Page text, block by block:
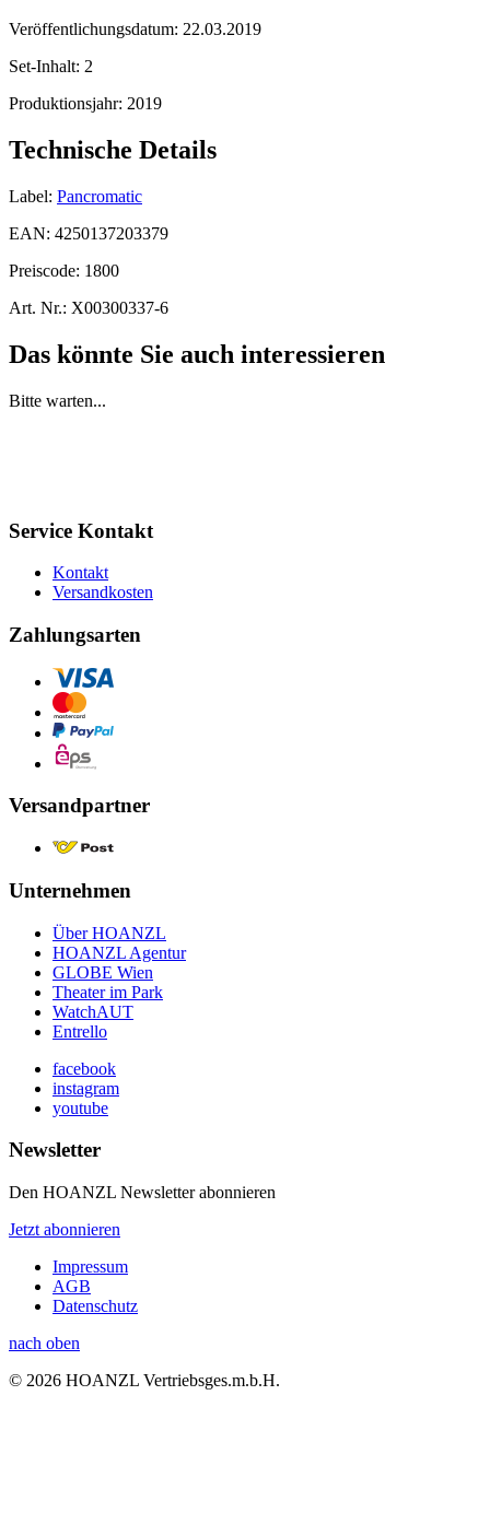
Veröffentlichungsdatum: 22.03.2019
Set-Inhalt: 2
Produktionsjahr: 2019
Technische Details
Label: Pancromatic
EAN: 4250137203379
Preiscode: 1800
Art. Nr.: X00300337-6
Das könnte Sie auch interessieren
Bitte warten...
Service Kontakt
Kontakt
Versandkosten
Zahlungsarten
Versandpartner
Unternehmen
Über HOANZL
HOANZL Agentur
GLOBE Wien
Theater im Park
WatchAUT
Entrello
facebook
instagram
youtube
Newsletter
Den HOANZL Newsletter abonnieren
Jetzt abonnieren
Impressum
AGB
Datenschutz
nach oben
© 2026 HOANZL Vertriebsges.m.b.H.